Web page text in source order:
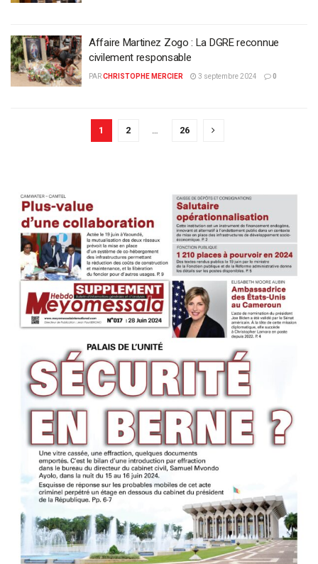
Affaire Martinez Zogo : La DGRE reconnue
civilement responsable
PARCHRISTOPHE MERCIER 3 septembre 2024 0
1 2 26